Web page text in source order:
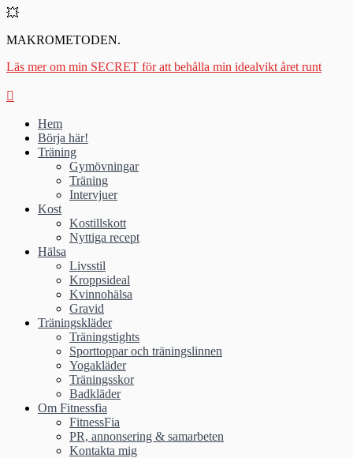
💥
MAKROMETODEN.
Läs mer om min SECRET för att behålla min idealvikt året runt
Hem
Börja här!
Träning
Gymövningar
Träning
Intervjuer
Kost
Kostillskott
Nyttiga recept
Hälsa
Livsstil
Kroppsideal
Kvinnohälsa
Gravid
Träningskläder
Träningstights
Sporttoppar och träningslinnen
Yogakläder
Träningsskor
Badkläder
Om Fitnessfia
FitnessFia
PR, annonsering & samarbeten
Kontakta mig